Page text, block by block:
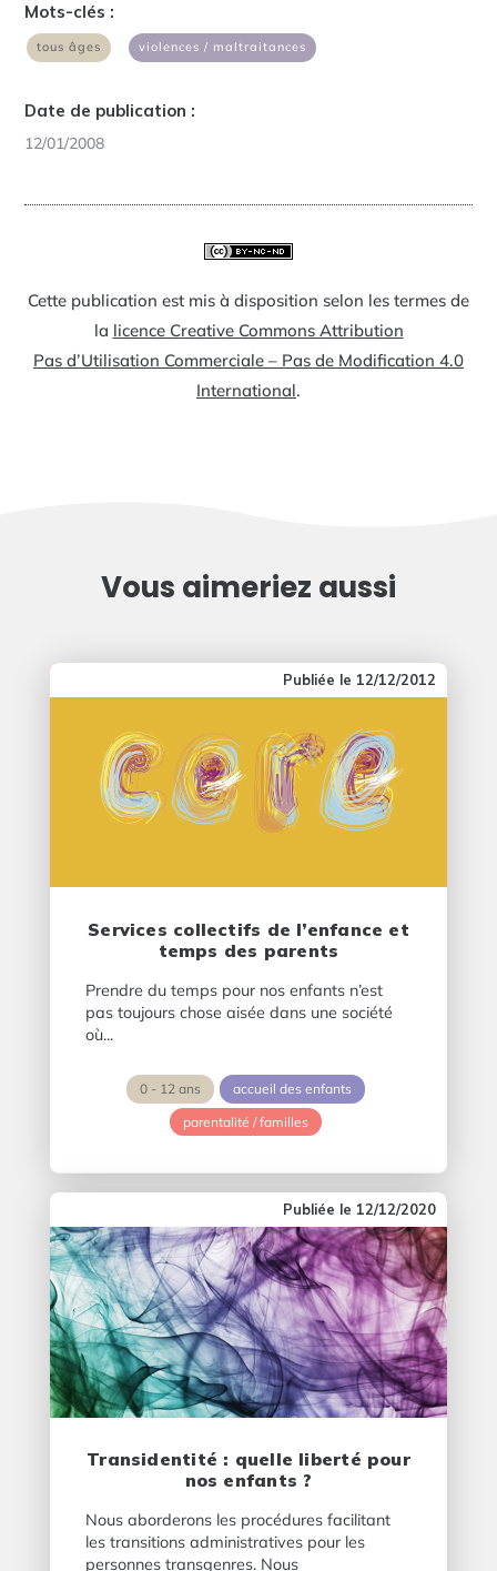
Mots-clés :
tous âges violences / maltraitances
Date de publication :
12/01/2008
Cette publication est mis à disposition selon les termes de
la licence Creative Commons Attribution
Pas d’Utilisation Commerciale – Pas de Modification 4.0
International.
Vous aimeriez aussi
12/12/2012
Services collectifs de l’enfance et
temps des parents
Prendre du temps pour nos enfants n’est
pas toujours chose aisée dans une société
où...
0 - 12 ans
accueil des enfants
parentalité / familles
12/12/2020
Transidentité : quelle liberté pour
nos enfants ?
Nous aborderons les procédures facilitant
les transitions administratives pour les
personnes transgenres. Nous